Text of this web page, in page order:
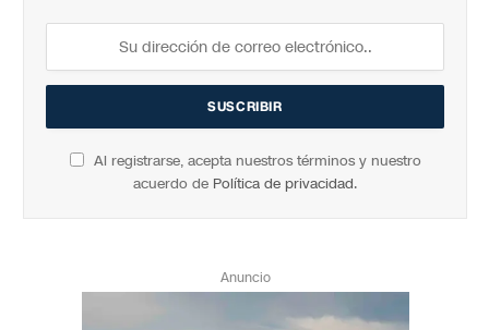
Al registrarse, acepta nuestros términos y nuestro
acuerdo de Política de privacidad.
Anuncio